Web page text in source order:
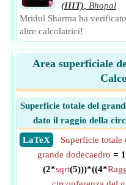
(IIIT)
Bhopal
Mridul Sharma ha
altre calcolatrici!
Area superficiale
Superficie totale del
dato il raggio della
​ LaTeX
Superficie totale
grande dodecaedro =
(2*sqrt(5)))*((4*